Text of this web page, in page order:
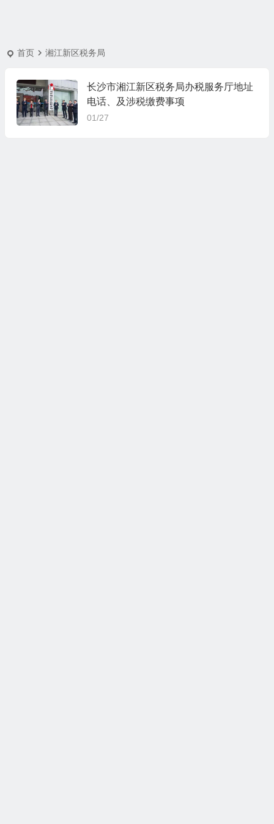
首页 湘江新区税务局
长沙市湘江新区税务局办税服务厅地址
电话、及涉税缴费事项
01/27